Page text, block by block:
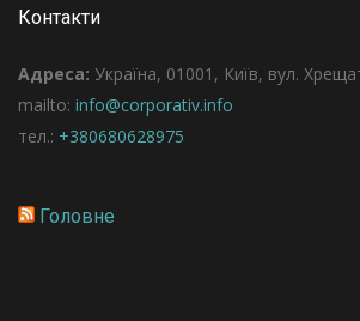
Контакти
Адреса: Україна, 01001, Київ, вул.
mailto: info@corporativ.info
тел.: +380680628975
Головне